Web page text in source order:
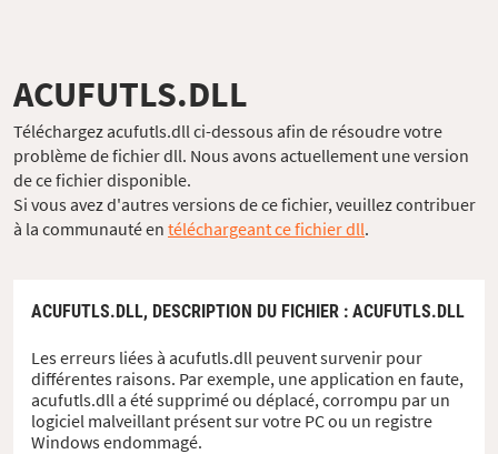
ACUFUTLS.DLL
Téléchargez acufutls.dll ci-dessous afin de résoudre votre
problème de fichier dll. Nous avons actuellement une version
de ce fichier disponible.
Si vous avez d'autres versions de ce fichier, veuillez contribuer
à la communauté en téléchargeant ce fichier dll.
ACUFUTLS.DLL, DESCRIPTION DU FICHIER : ACUFUTLS.DLL
Les erreurs liées à acufutls.dll peuvent survenir pour
différentes raisons. Par exemple, une application en faute,
acufutls.dll a été supprimé ou déplacé, corrompu par un
logiciel malveillant présent sur votre PC ou un registre
Windows endommagé.